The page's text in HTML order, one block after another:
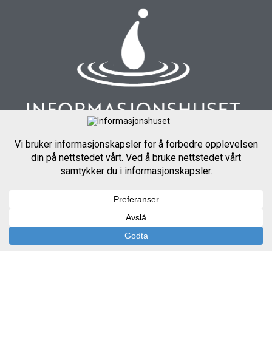
Telefon :+47 90766643
Informasjonshuset AS bygger på mer enn 30 års